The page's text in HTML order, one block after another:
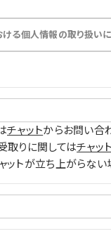
る個人情報の取り扱いに
チャットからお問い合
取りに関してはチャット
ットが立ち上がらない